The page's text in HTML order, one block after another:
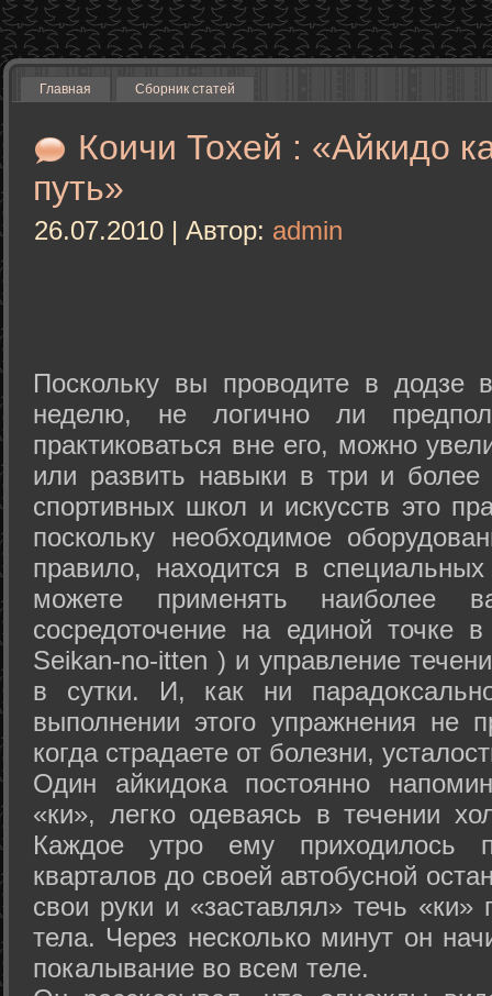
Главная Сборник статей
Коичи Тохей : «Айкидо
путь»
26.07.2010 | Автор: admin
Поскольку вы проводите в додзе
неделю, не логично ли
практиковаться вне его, можно
или развить навыки в три и
спортивных школ и искусств это
поскольку необходимое
правило, находится в
можете применять наиболее
сосредоточение на единой точке
Seikan-­no-­itten ) и управление
в сутки. И, как ни
выполнении этого упражнения не
когда страдаете от болезни,
Один айкидока постоянно
«ки», легко одеваясь в течении
Каждое утро ему приходилось
кварталов до своей автобусной
свои руки и «заставлял» течь «ки»
тела. Через несколько минут он
покалывание во всем теле.